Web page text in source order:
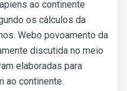
ao continente
os cálculos da
Webo povoamento da
discutida no meio
elaboradas para
ao continente.